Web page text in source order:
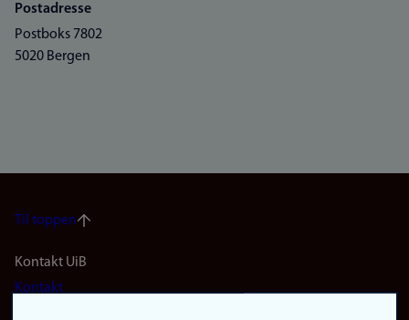
Postadresse
Postboks 7802
5020 Bergen
Til toppen
Footer
Kontakt UiB
Kontakt